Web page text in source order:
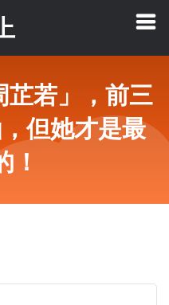
芷若」，前三
但她才是最
！